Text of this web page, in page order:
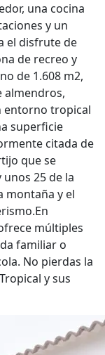
una cocina
y un
el disfrute de
de recreo y
de 1.608 m2,
almendros,
entorno tropical
superficie
citada de
que se
25 de la
montaña y el
múltiples
familiar o
No pierdas la
y sus